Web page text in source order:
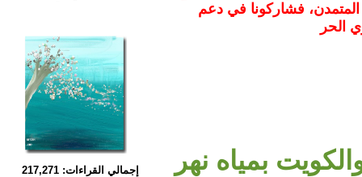
المتمدن، فشاركونا في دعم
الحر
بمياه نهر
إجمالي القراءات: 217,271